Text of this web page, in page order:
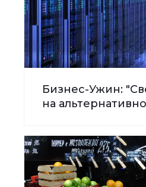
Бизнес-Ужин:
на